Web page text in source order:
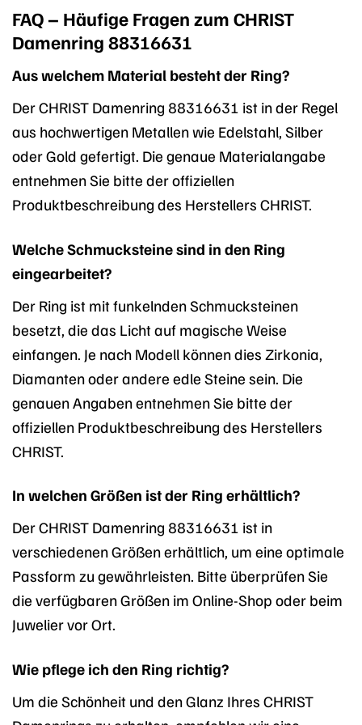
FAQ – Häufige Fragen zum CHRIST
Damenring 88316631
Aus welchem Material besteht der Ring?
Der CHRIST Damenring 88316631 ist in der Regel
aus hochwertigen Metallen wie Edelstahl, Silber
oder Gold gefertigt. Die genaue Materialangabe
entnehmen Sie bitte der offiziellen
Produktbeschreibung des Herstellers CHRIST.
Welche Schmucksteine sind in den Ring
eingearbeitet?
Der Ring ist mit funkelnden Schmucksteinen
besetzt, die das Licht auf magische Weise
einfangen. Je nach Modell können dies Zirkonia,
Diamanten oder andere edle Steine sein. Die
genauen Angaben entnehmen Sie bitte der
offiziellen Produktbeschreibung des Herstellers
CHRIST.
In welchen Größen ist der Ring erhältlich?
Der CHRIST Damenring 88316631 ist in
verschiedenen Größen erhältlich, um eine optimale
Passform zu gewährleisten. Bitte überprüfen Sie
die verfügbaren Größen im Online-Shop oder beim
Juwelier vor Ort.
Wie pflege ich den Ring richtig?
Um die Schönheit und den Glanz Ihres CHRIST